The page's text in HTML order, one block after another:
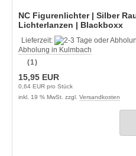
NC Figurenlichter | Silber
Lichterlanzen | Blackboxx
Lieferzeit:
Abholung in Kulmbach
(1)
15,95 EUR
0,64 EUR pro Stück
inkl. 19 % MwSt. zzgl. Versandkosten